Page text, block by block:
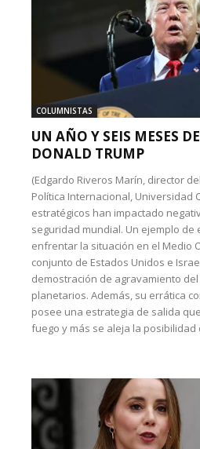
COLUMNISTAS
UN AÑO Y SEIS MESES
DONALD TRUMP
(Edgardo Riveros Marín, director
Política Internacional, Universidad
estratégicos han impactado
seguridad mundial. Un ejemplo de
enfrentar la situación en el Medio
conjunto de Estados Unidos e
demostración de agravamiento
planetarios. Además, su errática
posee una estrategia de salida
fuego y más se aleja la posibilidad